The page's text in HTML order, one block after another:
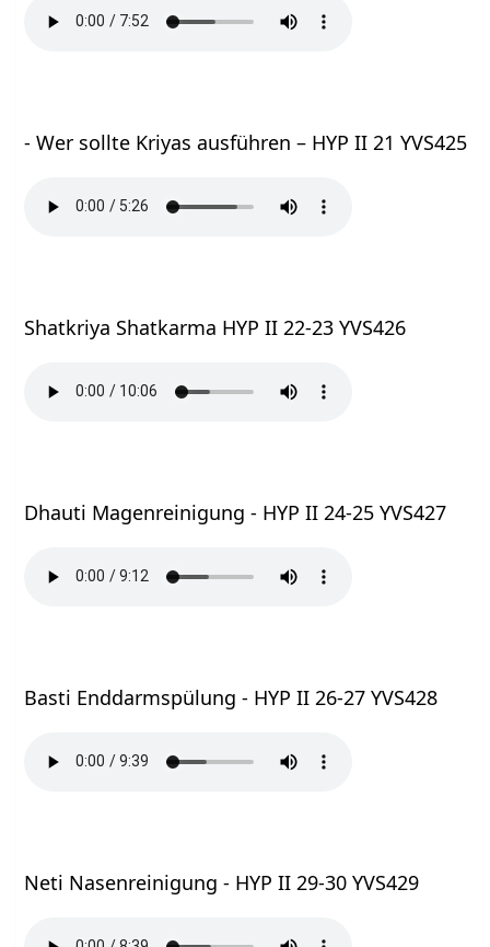
- Wer sollte Kriyas ausführen – HYP II 21 YVS425
Shatkriya Shatkarma HYP II 22-23 YVS426
Dhauti Magenreinigung - HYP II 24-25 YVS427
Basti Enddarmspülung - HYP II 26-27 YVS428
Neti Nasenreinigung - HYP II 29-30 YVS429